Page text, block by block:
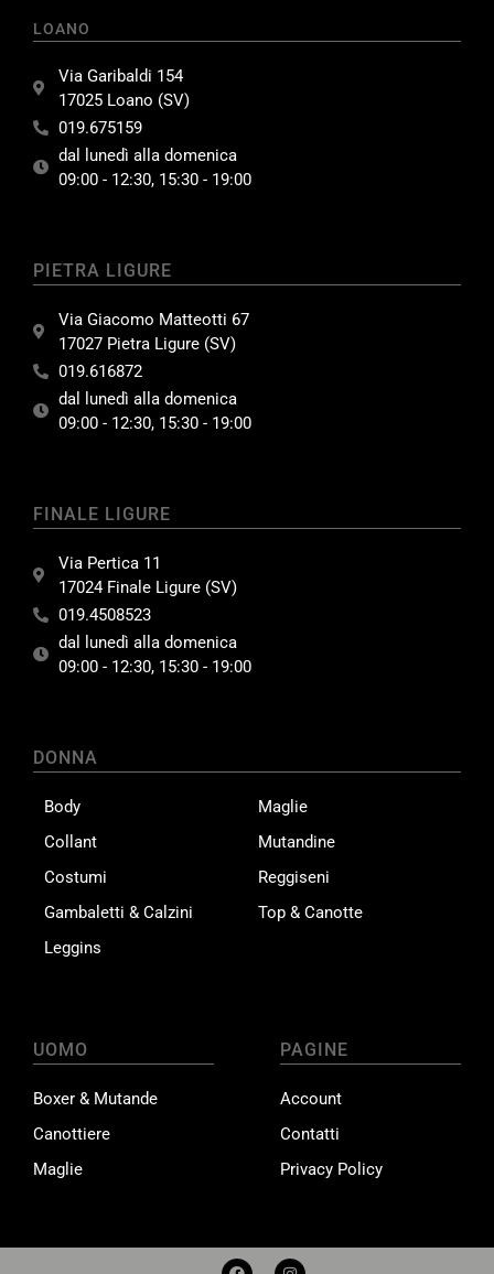
LOANO
Via Garibaldi 154
17025 Loano (SV)
019.675159
dal lunedì alla domenica
09:00 - 12:30, 15:30 - 19:00
PIETRA LIGURE
Via Giacomo Matteotti 67
17027 Pietra Ligure (SV)
019.616872
dal lunedì alla domenica
09:00 - 12:30, 15:30 - 19:00
FINALE LIGURE
Via Pertica 11
17024 Finale Ligure (SV)
019.4508523
dal lunedì alla domenica
09:00 - 12:30, 15:30 - 19:00
DONNA
Body
Collant
Costumi
Gambaletti & Calzini
Leggins
Maglie
Mutandine
Reggiseni
Top & Canotte
UOMO
Boxer & Mutande
Canottiere
Maglie
PAGINE
Account
Contatti
Privacy Policy